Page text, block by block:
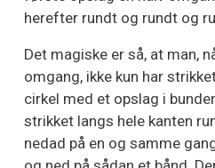
herefter rundt og rundt og
Det magiske er så, at man,
omgang, ikke kun har
cirkel med et opslag i
strikket langs hele kanten
nedad på en og samme